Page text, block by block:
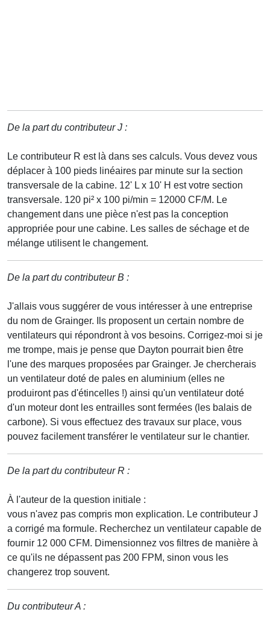
De la part du contributeur J :
Le contributeur R est là dans ses calculs. Vous devez vous
déplacer à 100 pieds linéaires par minute sur la section
transversale de la cabine. 12' L x 10' H est votre section
transversale. 120 pi² x 100 pi/min = 12000 CF/M. Le
changement dans une pièce n'est pas la conception
appropriée pour une cabine. Les salles de séchage et de
mélange utilisent le changement.
De la part du contributeur B :
J'allais vous suggérer de vous intéresser à une entreprise
du nom de Grainger. Ils proposent un certain nombre de
ventilateurs qui répondront à vos besoins. Corrigez-moi si je
me trompe, mais je pense que Dayton pourrait bien être
l'une des marques proposées par Grainger. Je chercherais
un ventilateur doté de pales en aluminium (elles ne
produiront pas d'étincelles !) ainsi qu'un ventilateur doté
d'un moteur dont les entrailles sont fermées (les balais de
carbone). Si vous effectuez des travaux sur place, vous
pouvez facilement transférer le ventilateur sur le chantier.
De la part du contributeur R :
À l'auteur de la question initiale :
vous n'avez pas compris mon explication. Le contributeur J
a corrigé ma formule. Recherchez un ventilateur capable de
fournir 12 000 CFM. Dimensionnez vos filtres de manière à
ce qu'ils ne dépassent pas 200 FPM, sinon vous les
changerez trop souvent.
Du contributeur A :